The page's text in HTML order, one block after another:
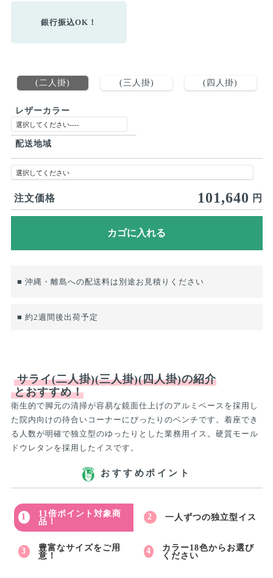
銀行振込OK！
(二人掛) (三人掛) (四人掛)
レザーカラー
配送地域
注文価格 101,640 円
■ 沖縄・離島への配送料は別途お見積りください
■ 約2週間後出荷予定
サライ(二人掛)(三人掛)(四人掛)の紹介
とおすすめ！
衛生的で脚元の清掃が容易な鏡面仕上げのアルミベースを採用し
た院内向けの待合いコーナーにぴったりのベンチです。着座でき
る人数が明確で独立型のゆったりとした業務用イス。硬質モール
ドウレタンを採用したイスです。
おすすめポイント
11倍ポイント対象商
品！
一人ずつの独立型イス
豊富なサイズをご用
意！
カラー18色からお選び
ください